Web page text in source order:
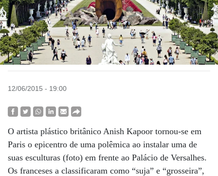
12/06/2015 - 19:00
O artista plástico britânico Anish Kapoor tornou-se em
Paris o epicentro de uma polêmica ao instalar uma de
suas esculturas (foto) em frente ao Palácio de Versalhes.
Os franceses a classificaram como “suja” e “grosseira”,